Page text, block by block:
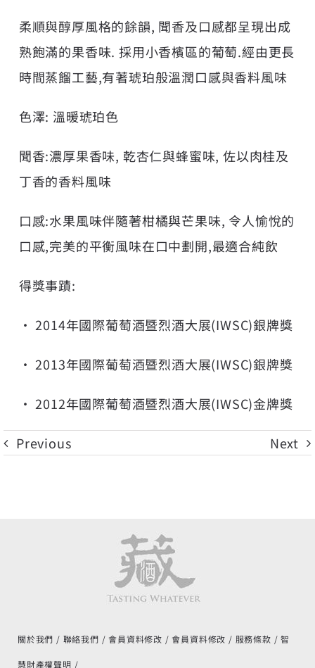
柔順與醇厚風格的餘韻, 聞香及口感都呈現出成
熟飽滿的果香味. 採用小香檳區的葡萄.經由更長
時間蒸餾工藝,有著琥珀般溫潤口感與香料風味
色澤: 溫暖琥珀色
聞香:濃厚果香味, 乾杏仁與蜂蜜味, 佐以肉桂及
丁香的香料風味
口感:水果風味伴隨著柑橘與芒果味, 令人愉悅的
口感,完美的平衡風味在口中劃開,最適合純飲
得獎事蹟:
• 2014年國際葡萄酒暨烈酒大展(IWSC)銀牌獎
• 2013年國際葡萄酒暨烈酒大展(IWSC)銀牌獎
• 2012年國際葡萄酒暨烈酒大展(IWSC)金牌獎
Previous Next
關於我們 聯絡我們 會員資料修改 會員資料修改 服務條款 智
慧財產權聲明